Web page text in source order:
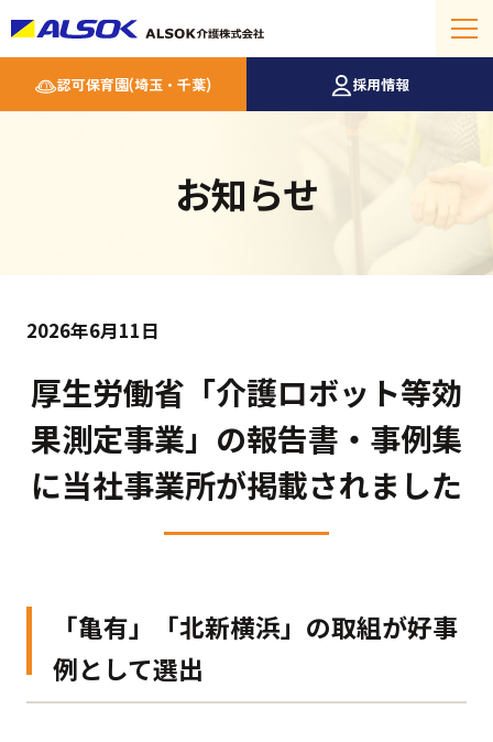
認可保育園(埼玉・千葉) 採用情報
お知らせ
2026年6月11日
厚生労働省「介護ロボット等効
果測定事業」の報告書・事例集
に当社事業所が掲載されました
「亀有」「北新横浜」の取組が好事
例として選出